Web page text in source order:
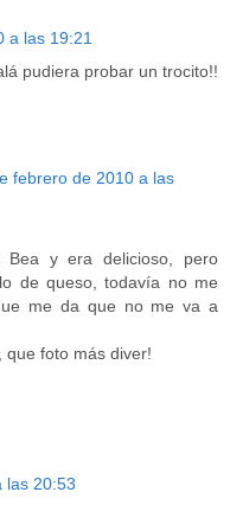
a las 19:21
pudiera probar un trocito!!
febrero de 2010 a las
y era delicioso, pero
de queso, todavía no me
me da que no me va a
que foto más diver!
las 20:53